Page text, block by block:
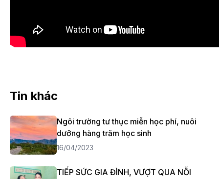
Tin khác
Ngôi trường tư thục miễn học phí, nuôi
dưỡng hàng trăm học sinh
16/04/2023
TIẾP SỨC GIA ĐÌNH, VƯỢT QUA NỖI